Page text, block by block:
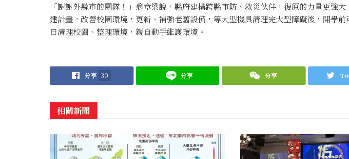
「謝謝外縣市的團隊！」翁章梁說，縣府建構跨縣市防、救災伙伴，復原的力量更強
建計畫，改善校園環境，更新、補強老舊設備，等大型機具清理完大型障礙後，開學
日清理校園、整理環境，親自動手維護環境。
分享 30 分享 分享
相關新聞